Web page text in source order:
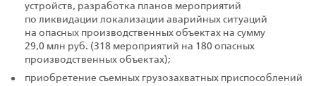
устройств, разработка планов мероприятий
по ликвидации локализации аварийных ситуаций
на опасных производственных объектах на сумму
29,0 млн руб. (318 мероприятий на 180 опасных
производственных объектах);
приобретение съемных грузозахватных приспособлений